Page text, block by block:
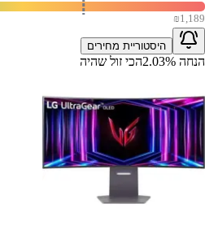
₪1,189
היסטוריית מחירים
הנחה 2.03% הכי זול שהיה